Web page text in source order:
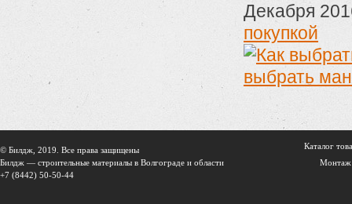
Декабря
покупкой
выбрать
© Билдж, 2019. Все права защищены
Билдж — строительные материалы в Волгограде и области
+7 (8442) 50-50-44
Каталог
Монтаж